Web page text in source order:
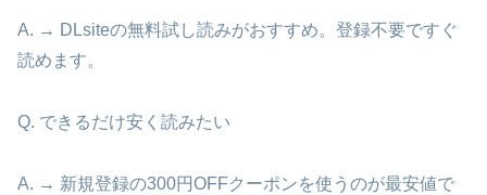
A. → DLsiteの無料試し読みがおすすめ。登録不要ですぐ
読めます。
Q. できるだけ安く読みたい
A. → 新規登録の300円OFFクーポンを使うのが最安値で